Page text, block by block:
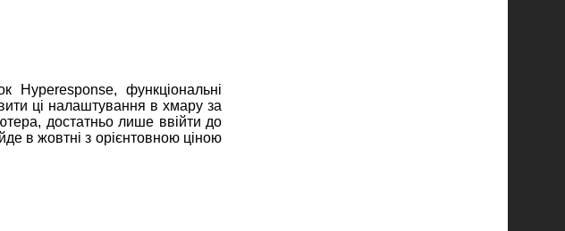
Hyperesponse, функціональні
ці налаштування в хмару за
достатньо лише ввійти до
в жовтні з орієнтовною ціною